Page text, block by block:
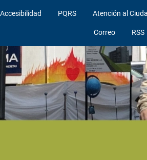
Accesibilidad PQRS Atención al
Correo RSS